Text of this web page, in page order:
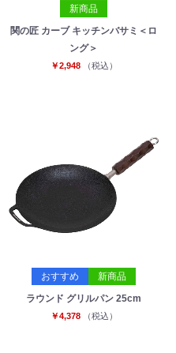
新商品
関の匠 カーブ キッチンバサミ＜ロ
ング＞
￥2,948 （税込）
おすすめ 新商品
ラウンド グリルパン 25cm
￥4,378 （税込）